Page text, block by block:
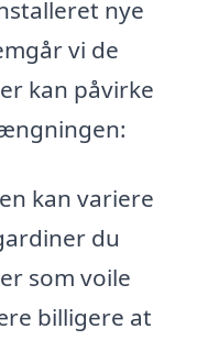
nye
vi de
kan påvirke
kan variere
du
som voile
billigere at